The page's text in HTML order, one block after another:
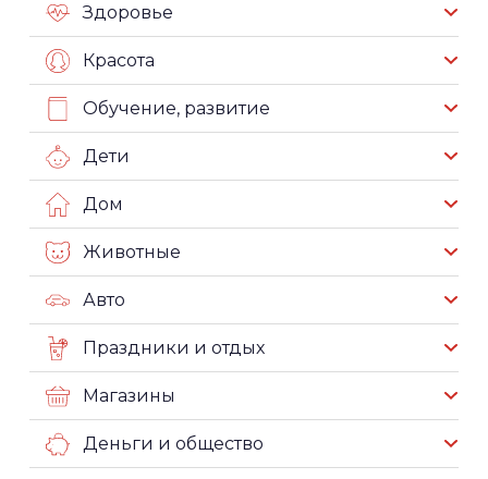
Здоровье
Красота
Обучение, развитие
Дети
Дом
Животные
Авто
Праздники и отдых
Магазины
Деньги и общество